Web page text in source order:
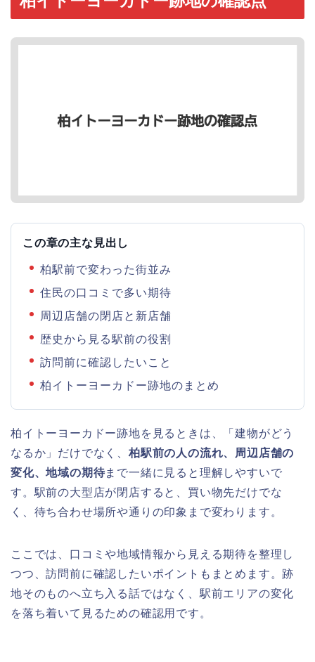
この章の主な見出し
柏駅前で変わった街並み
住民の口コミで多い期待
周辺店舗の閉店と新店舗
歴史から見る駅前の役割
訪問前に確認したいこと
柏イトーヨーカドー跡地のまとめ
柏イトーヨーカドー跡地を見るときは、「建物がどう
なるか」だけでなく、柏駅前の人の流れ、周辺店舗の
変化、地域の期待まで一緒に見ると理解しやすいで
す。駅前の大型店が閉店すると、買い物先だけでな
く、待ち合わせ場所や通りの印象まで変わります。
ここでは、口コミや地域情報から見える期待を整理し
つつ、訪問前に確認したいポイントもまとめます。跡
地そのものへ立ち入る話ではなく、駅前エリアの変化
を落ち着いて見るための確認用です。